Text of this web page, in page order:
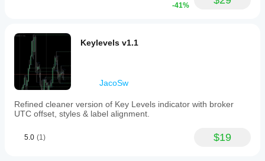
-41%
Keylevels v1.1
JacoSw
Refined cleaner version of Key Levels indicator with broker
UTC offset, styles & label alignment.
5.0 (1) $19